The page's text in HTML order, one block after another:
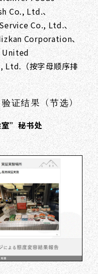
Co., Ltd.、
Co., Ltd.、
Corporation、
United
（按字母顺序排
证结果（节选）
室”秘书处